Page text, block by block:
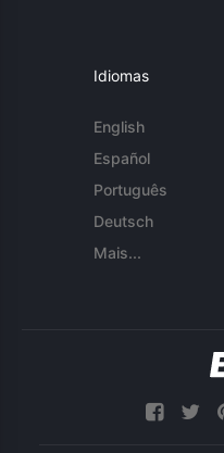
Idiomas
English
Español
Português
Deutsch
Mais...